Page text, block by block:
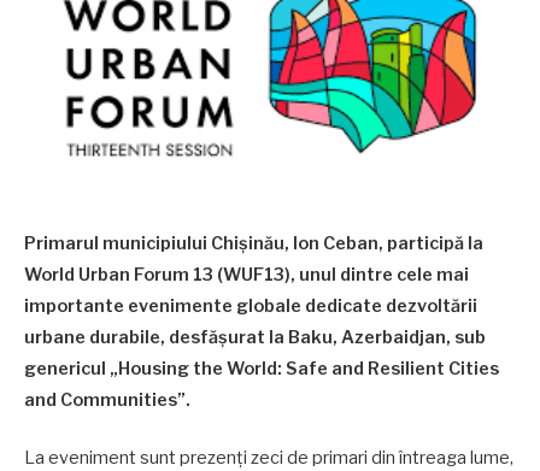
Primarul municipiului Chișinău, Ion Ceban, participă la
World Urban Forum 13 (WUF13), unul dintre cele mai
importante evenimente globale dedicate dezvoltării
urbane durabile, desfășurat la Baku, Azerbaidjan, sub
genericul „Housing the World: Safe and Resilient Cities
and Communities”.
La eveniment sunt prezenți zeci de primari din întreaga lume,